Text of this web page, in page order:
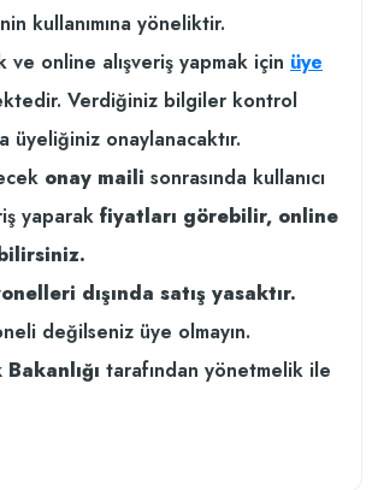
kullanımına yöneliktir.
ve online alışveriş yapmak için üye
Verdiğiniz bilgiler kontrol
üyeliğiniz onaylanacaktır.
onay maili sonrasında kullanıcı
yaparak fiyatları görebilir, online
dışında satış yasaktır.
değilseniz üye olmayın.
Bakanlığı tarafından yönetmelik ile